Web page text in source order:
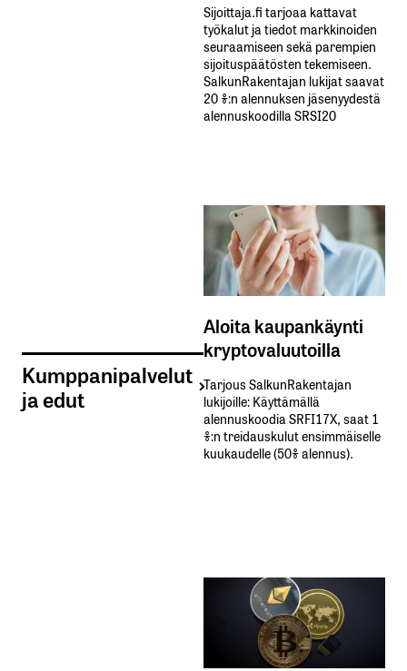
Kumppanipalvelut
ja edut
Sijoittaja.fi tarjoaa kattavat
työkalut ja tiedot markkinoiden
seuraamiseen sekä parempien
sijoituspäätösten tekemiseen.
SalkunRakentajan lukijat saavat
20 %:n alennuksen jäsenyydestä
alennuskoodilla SRSI20
Aloita kaupankäynti
kryptovaluutoilla
Tarjous SalkunRakentajan
lukijoille: Käyttämällä​ ​
alennuskoodia​ ​SRFI17X,​ ​saat​ ​1
%:n treidauskulut​ ​ensimmäiselle​ ​
kuukaudelle​ ​(50%​ ​alennus).